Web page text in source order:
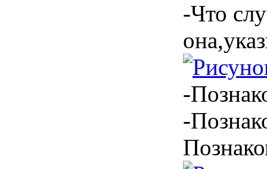
-Что
-
-